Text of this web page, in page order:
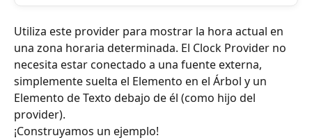
Utiliza este provider para mostrar la hora actual en
una zona horaria determinada. El Clock Provider no
necesita estar conectado a una fuente externa,
simplemente suelta el Elemento en el Árbol y un
Elemento de Texto debajo de él (como hijo del
provider).
¡Construyamos un ejemplo!